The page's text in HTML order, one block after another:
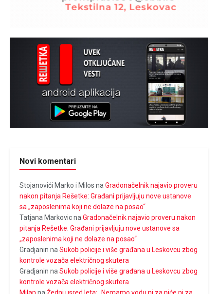
Novi komentari
Stojanovići Marko i Milos na Gradonačelnik najavio proveru
nakon pitanja Rešetke: Građani prijavljuju nove ustanove
sa „zaposlenima koji ne dolaze na posao“
Tatjana Markovicna Gradonačelnik najavio proveru nakon
pitanja Rešetke: Građani prijavljuju nove ustanove sa
„zaposlenima koji ne dolaze na posao“
Gradjanin na Sukob policije i više građana u Leskovcu zbog
kontrole vozača električnog skutera
Gradjanin na Sukob policije i više građana u Leskovcu zbog
kontrole vozača električnog skutera
Milan na Žedni usred leta: „Nemamo vodu ni za piće ni za